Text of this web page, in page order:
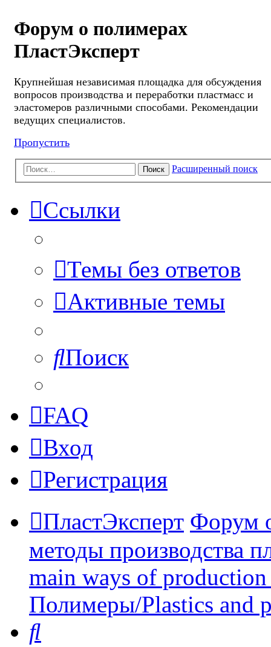
Форум о полимерах
ПластЭксперт
Крупнейшая независимая площадка для обсуждения
вопросов производства и переработки пластмасс и
эластомеров различными способами. Рекомендации
ведущих специалистов.
Пропустить
Поиск Расширенный поиск
Ссылки
Темы без ответов
Активные темы
Поиск
FAQ
Вход
Регистрация
ПластЭксперт Форум
методы производства
main ways of
Полимеры/Plastics and